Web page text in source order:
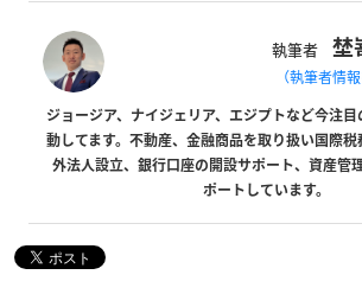
執筆者 埜
（執筆者情
ジョージア、ナイジェリア、エジプトなど今注
動してます。不動産、金融商品を取り扱い国際
外法人設立、銀行口座の開設サポート、資産管
ポートしています。